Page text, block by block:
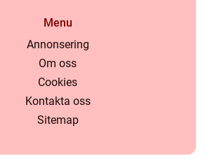
Menu
Annonsering
Om oss
Cookies
Kontakta oss
Sitemap